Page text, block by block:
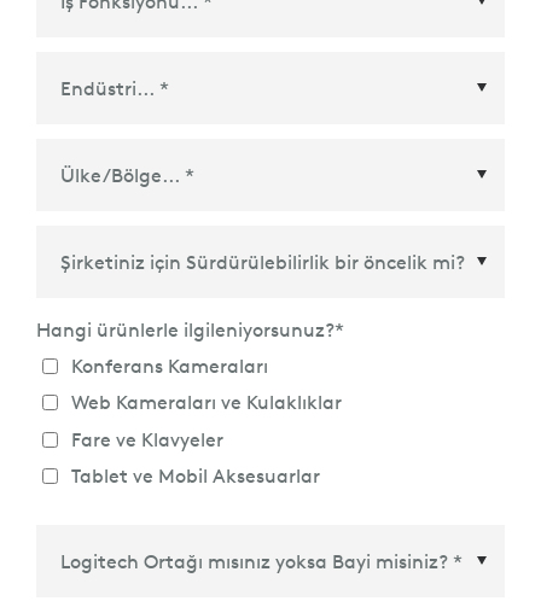
Ülke/Bölge *
Hangi ürünlerle ilgileniyorsunuz?*
Konferans Kameraları
Web Kameraları ve Kulaklıklar
Fare ve Klavyeler
Tablet ve Mobil Aksesuarlar